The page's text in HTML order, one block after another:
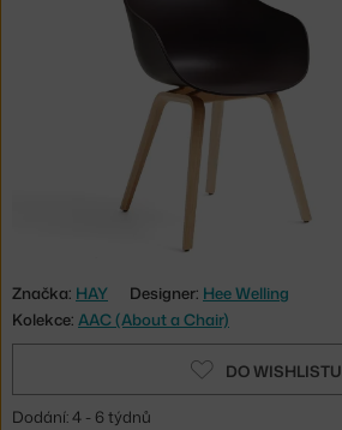
Značka: HAY Designer: Hee Welling
Kolekce: AAC (About a Chair)
DO WISHLISTU
Dodání: 4 - 6 týdnů